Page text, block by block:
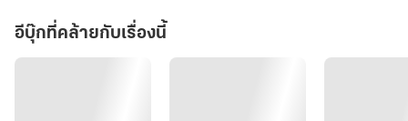
อีบุ๊กที่คล้ายกับเรื่องนี้